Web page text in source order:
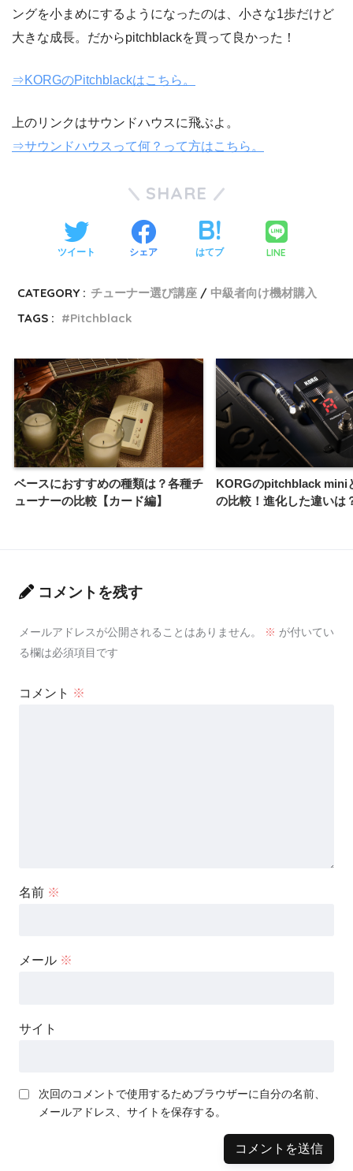
ングを小まめにするようになったのは、小さな1歩だけど
大きな成長。だからpitchblackを買って良かった！
⇒KORGのPitchblackはこちら。
上のリンクはサウンドハウスに飛ぶよ。
⇒サウンドハウスって何？って方はこちら。
SHARE
ツイート シェア はてブ LINE
CATEGORY : チューナー選び講座
中級者向け機材購入
TAGS :
Pitchblack
ベースにおすすめの種類は？各種チ
ューナーの比較【カード編】
KORGのpitchblack mini
の比較！進化した違いは
コメントを残す
メールアドレスが公開されることはありません。 ※ が付いてい
る欄は必須項目です
コメント ※
名前 ※
メール ※
サイト
次回のコメントで使用するためブラウザーに自分の名前、
メールアドレス、サイトを保存する。